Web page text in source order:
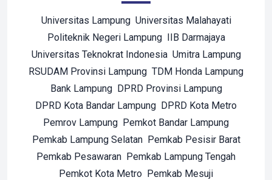
Universitas Lampung Universitas Malahayati
Politeknik Negeri Lampung IIB Darmajaya
Universitas Teknokrat Indonesia Umitra Lampung
RSUDAM Provinsi Lampung TDM Honda Lampung
Bank Lampung DPRD Provinsi Lampung
DPRD Kota Bandar Lampung DPRD Kota Metro
Pemrov Lampung Pemkot Bandar Lampung
Pemkab Lampung Selatan Pemkab Pesisir Barat
Pemkab Pesawaran Pemkab Lampung Tengah
Pemkot Kota Metro Pemkab Mesuji